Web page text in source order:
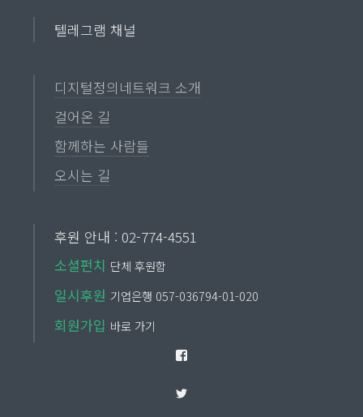
텔레그램 채널
디지털정의네트워크 소개
걸어온 길
함께하는 사람들
오시는 길
후원 안내 : 02-774-4551
소셜펀치 단체 후원함
일시후원 기업은행 057-036794-01-020
회원가입 바로 가기
Facebook
Twitter